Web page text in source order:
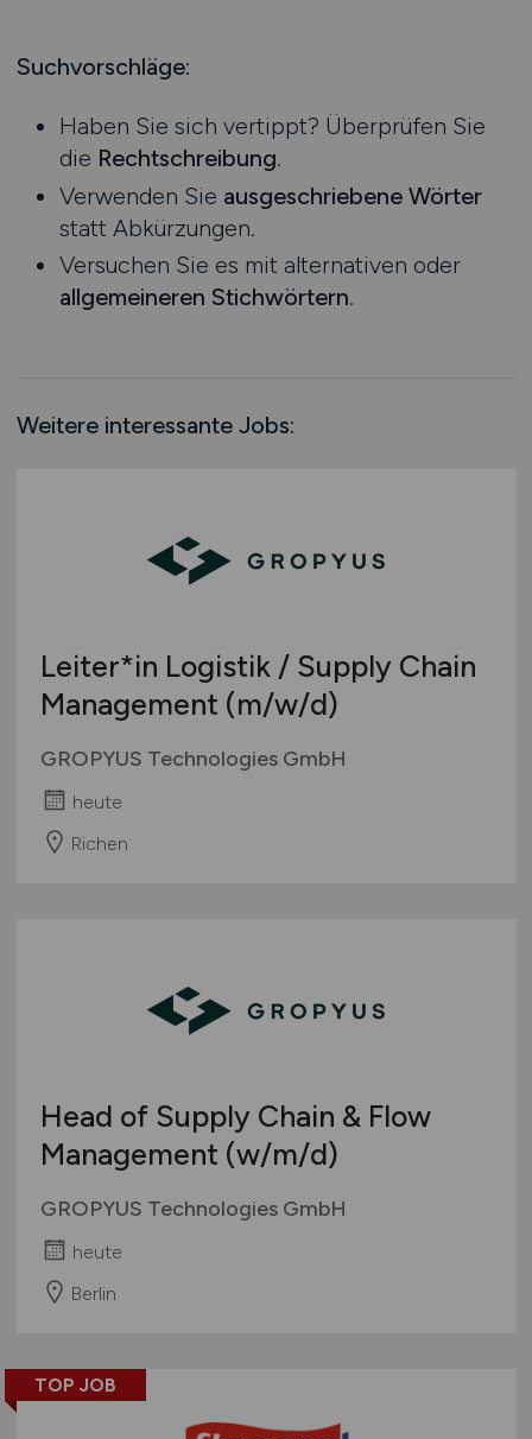
Schienen- / Straßen- / Luft- / Seefracht
Supply Chain Management
Vertrieb / Verkauf / Handel
Zoll / Behörden
Sonstige
Mecklenburg-Vorpommern
Nordrhein-Westfalen
Rheinland-Pfalz
Saarland
Sachsen
Sachsen-Anhalt
Schleswig-Holstein
Schweiz
Suchvorschläge:
Haben Sie sich vertippt? Überprüfen Sie
die Rechtschreibung.
Verwenden Sie ausgeschriebene Wörter
statt Abkürzungen.
Versuchen Sie es mit alternativen oder
allgemeineren Stichwörtern.
Weitere interessante Jobs:
Leiter*in Logistik / Supply Chain
Management (m/w/d)
GROPYUS Technologies GmbH
heute
Richen
Head of Supply Chain & Flow
Management (w/m/d)
GROPYUS Technologies GmbH
heute
Berlin
TOP JOB